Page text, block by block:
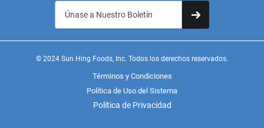
© 2024 Sun Hing Foods, Inc. Todos los derechos reservados.
Términos y Condiciones
Política de Uso del Sistema
Política de Privacidad